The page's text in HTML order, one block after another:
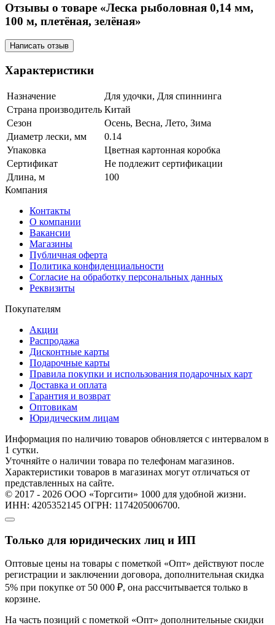
Отзывы о товаре «Леска рыболовная 0,14 мм,
100 м, плетёная, зелёная»
Написать отзыв
Характеристики
Назначение
Для удочки, Для спиннинга
Страна производитель Китай
Сезон
Осень, Весна, Лето, Зима
Диаметр лески, мм
0.14
Упаковка
Цветная картонная коробка
Сертификат
Не подлежит сертификации
Длина, м
100
Компания
Контакты
О компании
Вакансии
Магазины
Публичная оферта
Политика конфиденциальности
Согласие на обработку персональных данных
Реквизиты
Покупателям
Акции
Распродажа
Дисконтные карты
Подарочные карты
Правила покупки и использования подарочных карт
Доставка и оплата
Гарантия и возврат
Оптовикам
Юридическим лицам
Информация по наличию товаров обновляется с интервалом в
1 сутки.
Уточняйте о наличии товара по телефонам магазинов.
Характеристики товаров в магазинах могут отличаться от
представленных на сайте.
© 2017 - 2026 ООО «Торгсити» 1000 для удобной жизни.
ИНН: 4205352145 ОГРН: 1174205006700.
Только для юридических лиц и ИП
Оптовые цены на товары с пометкой «Опт» действуют после
регистрации и заключении договора, дополнительная скидка
5% при покупке от 50 000 ₽, она рассчитывается только в
корзине.
На часть позиций с пометкой «Опт» дополнительные скидки